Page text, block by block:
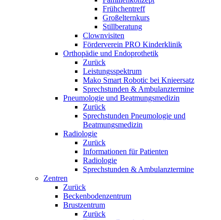
Frühchentreff
Großelternkurs
Stillberatung
Clownvisiten
Förderverein PRO Kinderklinik
Orthopädie und Endoprothetik
Zurück
Leistungsspektrum
Mako Smart Robotic bei Knieersatz
Sprechstunden & Ambulanztermine
Pneumologie und Beatmungsmedizin
Zurück
Sprechstunden Pneumologie und
Beatmungsmedizin
Radiologie
Zurück
Informationen für Patienten
Radiologie
Sprechstunden & Ambulanztermine
Zentren
Zurück
Beckenbodenzentrum
Brustzentrum
Zurück